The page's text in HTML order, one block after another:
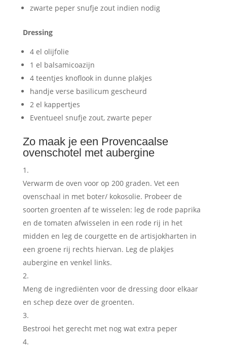
zwarte peper snufje zout indien nodig
Dressing
4 el olijfolie
1 el balsamicoazijn
4 teentjes knoflook in dunne plakjes
handje verse basilicum gescheurd
2 el kappertjes
Eventueel snufje zout, zwarte peper
Zo maak je een Provencaalse
ovenschotel met aubergine
Verwarm de oven voor op 200 graden. Vet een
ovenschaal in met boter/ kokosolie. Probeer de
soorten groenten af te wisselen: leg de rode paprika
en de tomaten afwisselen in een rode rij in het
midden en leg de courgette en de artisjokharten in
een groene rij rechts hiervan. Leg de plakjes
aubergine en venkel links.
Meng de ingrediënten voor de dressing door elkaar
en schep deze over de groenten.
Bestrooi het gerecht met nog wat extra peper